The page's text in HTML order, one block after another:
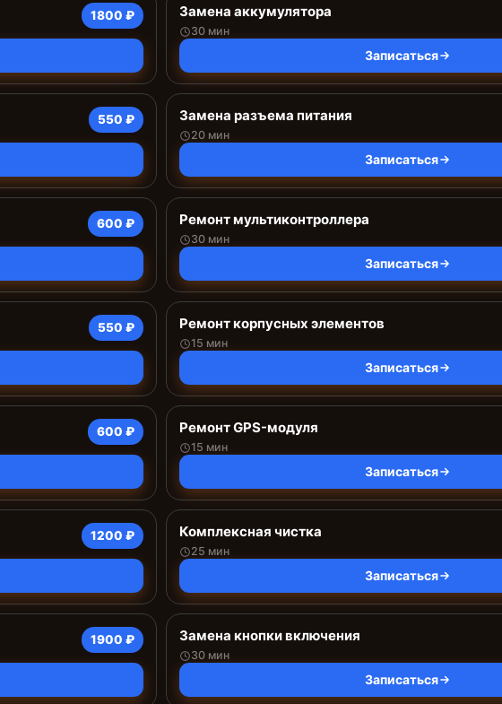
1800 ₽ Замена аккумулятора
30 мин
Записаться
550 ₽ Замена разъема питания
20 мин
Записаться
600 ₽ Ремонт мультиконтроллера
30 мин
Записаться
550 ₽ Ремонт корпусных элементов
15 мин
Записаться
600 ₽ Ремонт GPS-модуля
15 мин
Записаться
1200 ₽ Комплексная чистка
25 мин
Записаться
1900 ₽ Замена кнопки включения
30 мин
Записаться